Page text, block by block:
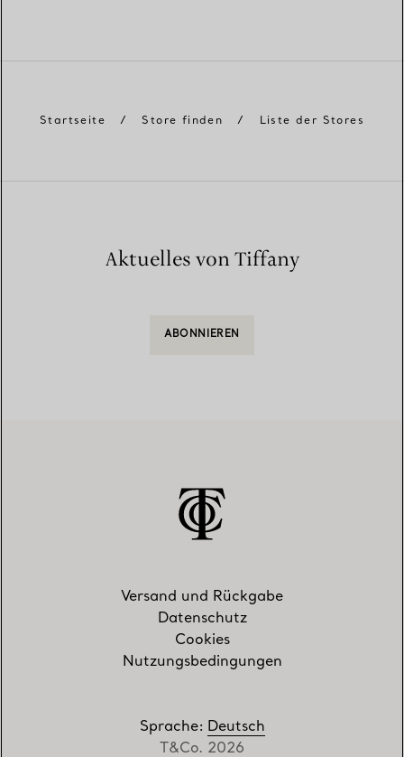
Startseite / Store finden / Liste der Stores
Aktuelles von Tiffany
ABONNIEREN
Versand und Rückgabe
Datenschutz
Cookies
Nutzungsbedingungen
Sprache: Deutsch
T&Co. 2026